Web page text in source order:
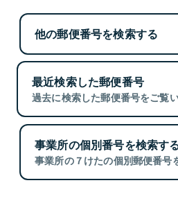
他の郵便番号を検索する
最近検索した郵便番号
過去に検索した郵便番号をご覧
事業所の個別番号を検索す
事業所の７けたの個別郵便番号